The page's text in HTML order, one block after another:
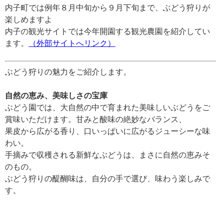
内子町では例年８月中旬から９月下旬まで、ぶどう狩りが
楽しめますよ
内子の観光サイトでは今年開園する観光農園を紹介してい
ます。
（外部サイトへリンク）
ぶどう狩りの魅力をご紹介します。
自然の恵み、美味しさの宝庫
ぶどう園では、大自然の中で育まれた美味しいぶどうをご
賞味いただけます。甘みと酸味の絶妙なバランス、
果皮から広がる香り、口いっぱいに広がるジューシーな味
わい。
手摘みで収穫される新鮮なぶどうは、まさに自然の恵みそ
のもの。
ぶどう狩りの醍醐味は、自分の手で選び、味わう楽しみで
す。